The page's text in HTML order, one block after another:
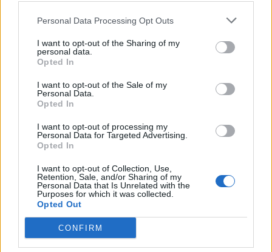
Personal Data Processing Opt Outs
I want to opt-out of the Sharing of my
personal data.
Opted In
I want to opt-out of the Sale of my
Personal Data.
Opted In
I want to opt-out of processing my
Personal Data for Targeted Advertising.
Opted In
I want to opt-out of Collection, Use,
Retention, Sale, and/or Sharing of my
Personal Data that Is Unrelated with the
Purposes for which it was collected.
Opted Out
CONFIRM
2026. augusztus 06., csütörtök
Több száz évre tekinthet vissza a
múltba, aki belép a felújított